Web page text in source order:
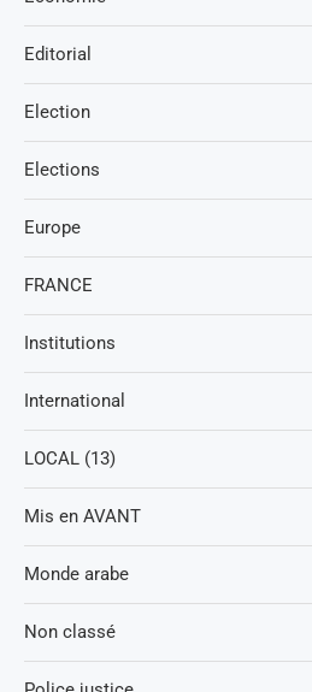
Editorial
Election
Elections
Europe
FRANCE
Institutions
International
LOCAL (13)
Mis en AVANT
Monde arabe
Non classé